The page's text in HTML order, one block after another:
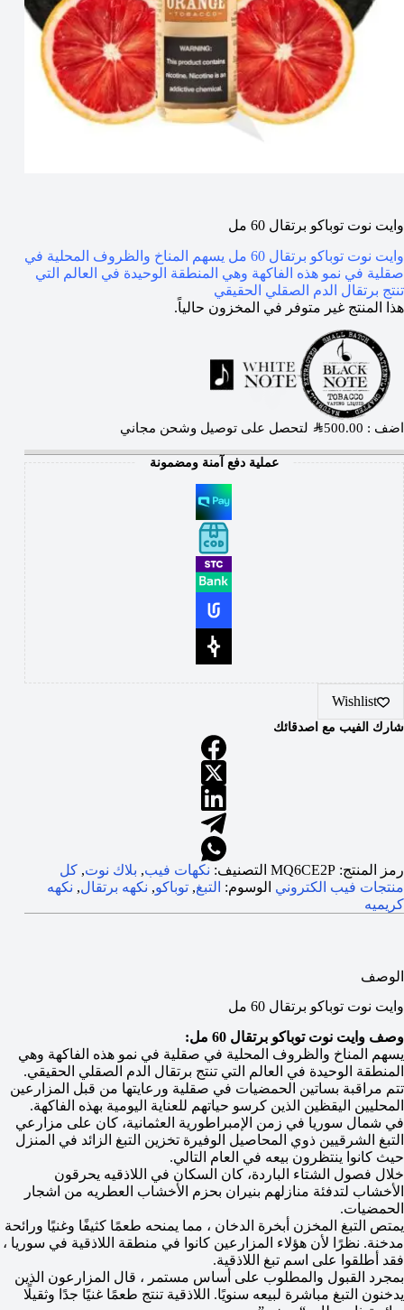
وايت نوت توباكو برتقال 60 مل
وايت نوت توباكو برتقال 60 مل يسهم المناخ والظروف المحلية في
صقلية في نمو هذه الفاكهة وهي المنطقة الوحيدة في العالم التي
تنتج برتقال الدم الصقلي الحقيقي
هذا المنتج غير متوفر في المخزون حالياً.
اضف : SAR500.00 لتحصل على توصيل وشحن مجاني
عملية دفع آمنة ومضمونة
Wishlist
شارك الفيب مع اصدقائك
رمز المنتج: MQ6CE2P التصنيف: نكهات فيب, بلاك نوت, كل
منتجات فيب الكتروني الوسوم: التبغ, توباكو, نكهه برتقال, نكهه
كريميه
الوصف
وايت نوت توباكو برتقال 60 مل
وصف وايت نوت توباكو برتقال 60 مل:
يسهم المناخ والظروف المحلية في صقلية في نمو هذه الفاكهة وهي
المنطقة الوحيدة في العالم التي تنتج برتقال الدم الصقلي الحقيقي.
تتم مراقبة بساتين الحمضيات في صقلية ورعايتها من قبل المزارعين
المحليين اليقظين الذين كرسو حياتهم للعناية اليومية بهذه الفاكهة.
في شمال سوريا في زمن الإمبراطورية العثمانية، كان على مزارعي
التبغ الشرقيين ذوي المحاصيل الوفيرة تخزين التبغ الزائد في المنزل
حيث كانوا ينتظرون بيعه في العام التالي.
خلال فصول الشتاء الباردة، كان السكان في اللاذقيه يحرقون
الأخشاب لتدفئة منازلهم بنيران بحزم الأخشاب العطريه من اشجار
الحمضيات.
يمتص التبغ المخزن أبخرة الدخان ، مما يمنحه طعمًا كثيفًا وغنيًا ورائحة
مدخنة. نظرًا لأن هؤلاء المزارعين كانوا في منطقة اللاذقية في سوريا ،
فقد أطلقوا على اسم تبغ اللاذقية.
بمجرد القبول والمطلوب على أساس مستمر ، قال المزارعون الذين
يدخنون التبغ مباشرة لبيعه سنويًا. اللاذقية تنتج طعمًا غنيًا جدًا وثقيلًا